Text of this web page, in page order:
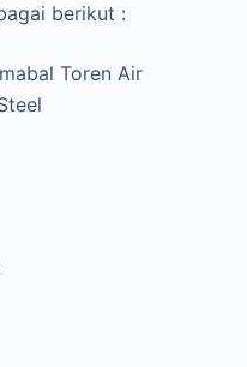
berikut :
Toren Air